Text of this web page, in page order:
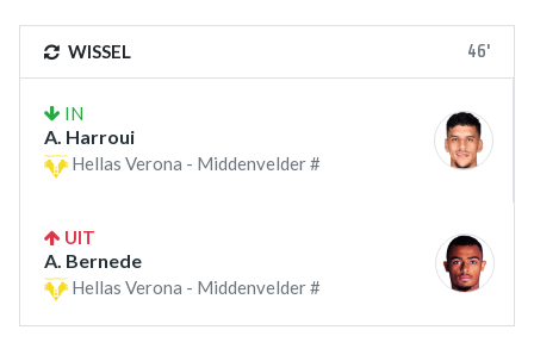
WISSEL 46'
IN
A. Harroui
Hellas Verona - Middenvelder #
UIT
A. Bernede
Hellas Verona - Middenvelder #